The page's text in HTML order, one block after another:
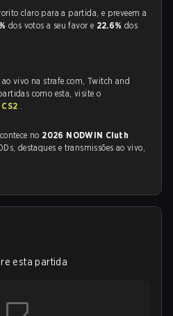
claro para a partida, e preveem a
dos votos a seu favor e 22.6%dos
ao vivo na strafe.com, Twitch and
como esta, visite o
.
no 2026 NODWIN Cluth
destaques e transmissões ao vivo,
esta partida